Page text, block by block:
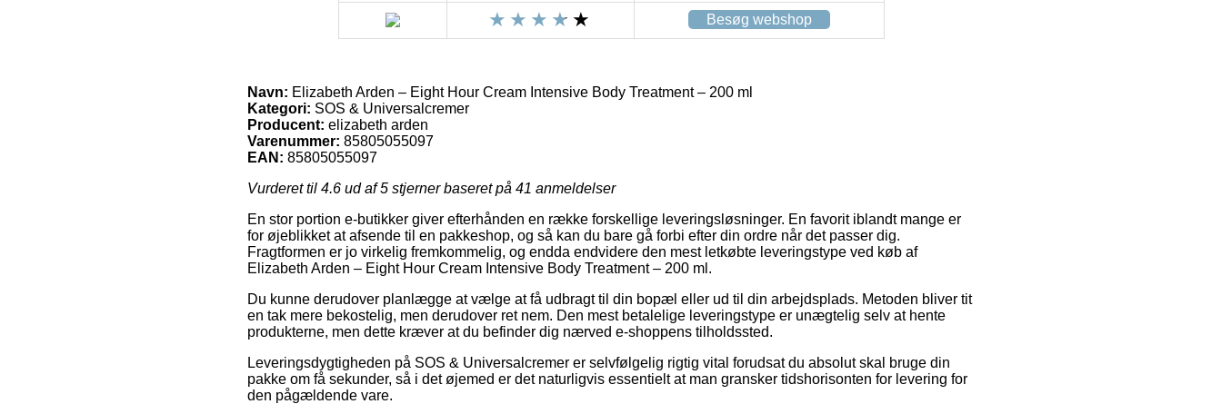
Besøg webshop
Navn: Elizabeth Arden – Eight Hour Cream Intensive Body Treatment – 200 ml
Kategori: SOS & Universalcremer
Producent: elizabeth arden
Varenummer: 85805055097
EAN: 85805055097
Vurderet til 4.6 ud af 5 stjerner baseret på 41 anmeldelser
En stor portion e-butikker giver efterhånden en række forskellige leveringsløsninger. En favorit iblandt mange er
for øjeblikket at afsende til en pakkeshop, og så kan du bare gå forbi efter din ordre når det passer dig.
Fragtformen er jo virkelig fremkommelig, og endda endvidere den mest letkøbte leveringstype ved køb af
Elizabeth Arden – Eight Hour Cream Intensive Body Treatment – 200 ml.
Du kunne derudover planlægge at vælge at få udbragt til din bopæl eller ud til din arbejdsplads. Metoden bliver tit
en tak mere bekostelig, men derudover ret nem. Den mest betalelige leveringstype er unægtelig selv at hente
produkterne, men dette kræver at du befinder dig nærved e-shoppens tilholdssted.
Leveringsdygtigheden på SOS & Universalcremer er selvfølgelig rigtig vital forudsat du absolut skal bruge din
pakke om få sekunder, så i det øjemed er det naturligvis essentielt at man gransker tidshorisonten for levering for
den pågældende vare.